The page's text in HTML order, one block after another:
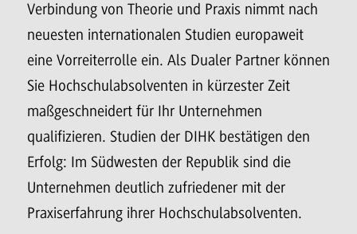
Verbindung von Theorie und Praxis nimmt nach
neuesten internationalen Studien europaweit
eine Vorreiterrolle ein. Als Dualer Partner können
Sie Hochschulabsolventen in kürzester Zeit
maßgeschneidert für Ihr Unternehmen
qualifizieren. Studien der DIHK bestätigen den
Erfolg: Im Südwesten der Republik sind die
Unternehmen deutlich zufriedener mit der
Praxiserfahrung ihrer Hochschulabsolventen.